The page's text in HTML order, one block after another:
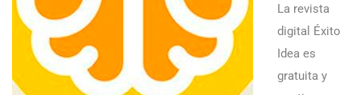
La revista
digital Éxito
Idea es
gratuita y